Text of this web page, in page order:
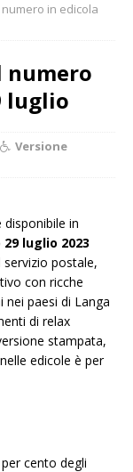
in edicola
numero
luglio
Versione
disponibile in
luglio 2023
postale,
con ricche
paesi di Langa
di relax
stampata,
edicole è per
cento degli